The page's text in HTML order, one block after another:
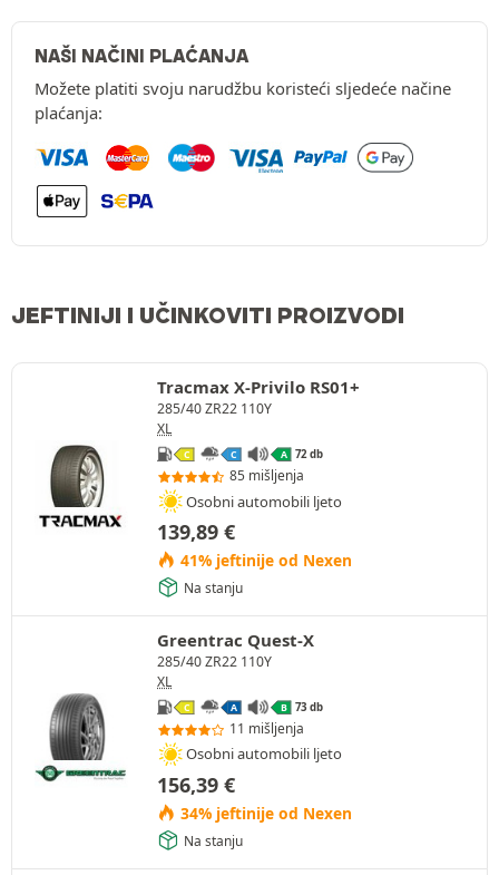
NAŠI NAČINI PLAĆANJA
Možete platiti svoju narudžbu koristeći sljedeće načine
plaćanja:
JEFTINIJI I UČINKOVITI PROIZVODI
Tracmax X-Privilo RS01+
285/40 ZR22 110Y
XL
C C A 72 db
85 mišljenja
Osobni automobili ljeto
139,89 €
41% jeftinije od Nexen
Na stanju
Greentrac Quest-X
285/40 ZR22 110Y
XL
C A B 73 db
11 mišljenja
Osobni automobili ljeto
156,39 €
34% jeftinije od Nexen
Na stanju